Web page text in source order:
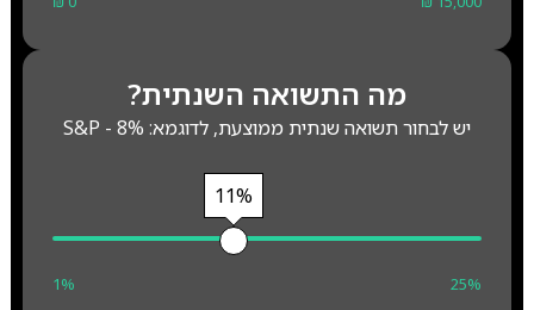
מה התשואה השנתית?
יש לבחור תשואה שנתית ממוצעת, לדוגמא: S&P - 8%
11%
1% 25%